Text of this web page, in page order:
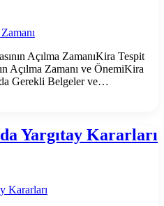
Açılma ZamanıKira Tespit
Açılma Zamanı ve ÖnemiKira
Gerekli Belgeler ve…
Yargıtay Kararları